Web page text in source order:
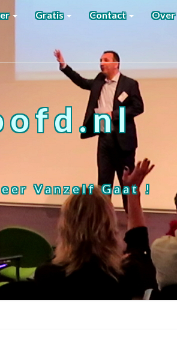
Gratis Contact Over
Vanzelf Gaat !